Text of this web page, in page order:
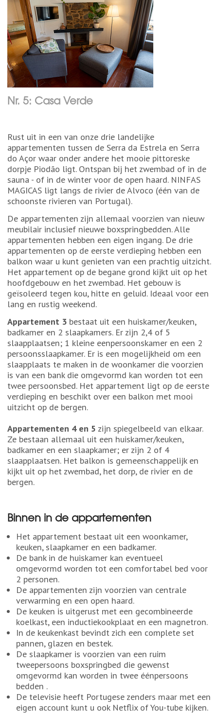
Nr. 5: Casa Verde
Rust uit in een van onze drie landelijke
appartementen tussen de Serra da Estrela en Serra
do Açor waar onder andere het mooie pittoreske
dorpje Piodão ligt. Ontspan bij het zwembad of in de
sauna - of in de winter voor de open haard. NINFAS
MAGICAS ligt langs de rivier de Alvoco (één van de
schoonste rivieren van Portugal).
De appartementen zijn allemaal voorzien van nieuw
meubilair inclusief nieuwe boxspringbedden. Alle
appartementen hebben een eigen ingang. De drie
appartementen op de eerste verdieping hebben een
balkon waar u kunt genieten van een prachtig uitzicht.
Het appartement op de begane grond kijkt uit op het
hoofdgebouw en het zwembad. Het gebouw is
geïsoleerd tegen kou, hitte en geluid. Ideaal voor een
lang en rustig weekend.
Appartement 3 bestaat uit een huiskamer/keuken,
badkamer en 2 slaapkamers. Er zijn 2,4 of 5
slaapplaatsen; 1 kleine eenpersoonskamer en een 2
persoonsslaapkamer. Er is een mogelijkheid om een
slaapplaats te maken in de woonkamer die voorzien
is van een bank die omgevormd kan worden tot een
twee persoonsbed. Het appartement ligt op de eerste
verdieping en beschikt over een balkon met mooi
uitzicht op de bergen.
Appartementen 4 en 5 zijn spiegelbeeld van elkaar.
Ze bestaan ​​allemaal uit een huiskamer/keuken,
badkamer en een slaapkamer; er zijn 2 of 4
slaapplaatsen. Het balkon is gemeenschappelijk en
kijkt uit op het zwembad, het dorp, de rivier en de
bergen.
Binnen in de appartementen
Het appartement bestaat ​​uit een woonkamer,
keuken, slaapkamer en een badkamer.
De bank in de huiskamer kan eventueel
omgevormd worden tot een comfortabel bed voor
2 personen.
De appartementen zijn voorzien van centrale
verwarming en een open haard.
De keuken is uitgerust met een gecombineerde
koelkast, een inductiekookplaat en een magnetron.
In de keukenkast bevindt zich een complete set
pannen, glazen en bestek.
De slaapkamer is voorzien van een ruim
tweepersoons boxspringbed die gewenst
omgevormd kan worden in twee éénpersoons
bedden .
De televisie heeft Portugese zenders maar met een
eigen account kunt u ook Netflix of You-tube kijken.